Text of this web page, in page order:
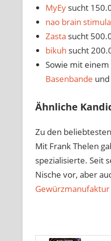
MyEysucht
nao brain
Zasta sucht
bikuh sucht
Sowie mit
Basenbande und
Ähnliche
Zu den
Mit Frank Thelen
spezialisierte. Seit
Nische vor, aber